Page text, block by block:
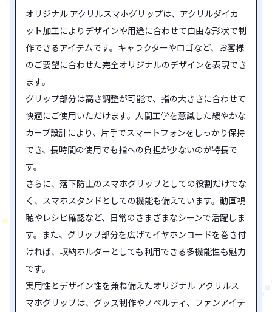
オリジナル アクリルスマホグリップは、アクリルダイカ
ット加工によりデザインや用途に合わせて自由な形状で制
作できるアイテムです。キャラクターやロゴなど、お客様
のご要望に合わせた完全オリジナルのデザインを表現でき
ます。
グリップ部分は高さ調整が可能で、指の大きさに合わせて
快適にご使用いただけます。人間工学を意識した緩やかな
カーブ設計により、片手でスマートフォンをしっかり保持
でき、長時間の使用でも指への負担が少ないのが特長で
す。
さらに、落下防止のスマホグリップとしての役割だけでな
く、スマホスタンドとしての機能も備えています。動画視
聴やレシピ確認など、日常のさまざまなシーンで活躍しま
す。また、グリップ部分を広げてイヤホンコードを巻き付
ければ、収納ホルダーとしても利用できる多機能性も魅力
です。
実用性とデザイン性を兼ね備えたオリジナル アクリルス
マホグリップは、グッズ制作やノベルティ、ファンアイテ